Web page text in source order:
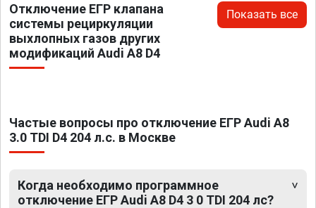
Отключение ЕГР клапана
системы рециркуляции
выхлопных газов других
модификаций Audi A8 D4
Показать все
Частые вопросы про отключение ЕГР Audi A8
3.0 TDI D4 204 л.с. в Москве
Когда необходимо программное
отключение ЕГР Audi A8 D4 3 0 TDI 204 лс?